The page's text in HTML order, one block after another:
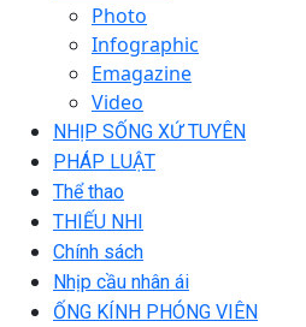
Photo
Infographic
Emagazine
Video
NHỊP SỐNG XỨ TUYÊN
PHÁP LUẬT
Thể thao
THIẾU NHI
Chính sách
Nhịp cầu nhân ái
ỐNG KÍNH PHÓNG VIÊN